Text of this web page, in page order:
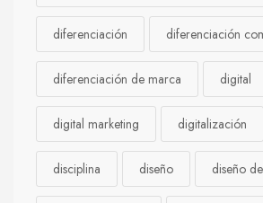
diferenciación diferenciación
diferenciación de marca digital
digital marketing digitalización
disciplina diseño diseño